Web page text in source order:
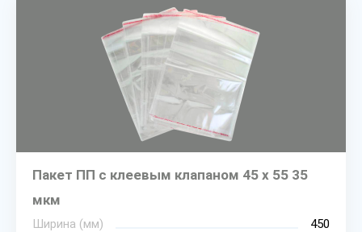
Пакет ПП с клеевым клапаном 45 х 55 35
мкм
Ширина (мм)
450